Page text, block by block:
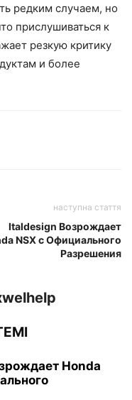
редким случаем, но
прислушиваться к
резкую критику
и более
наступна стаття
Italdesign Возрождает
NSX с Официального
Разрешения
Honda